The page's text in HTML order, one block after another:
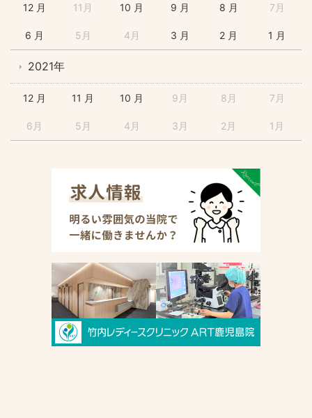
12 月 11月 10 月 9 月 8 月 7月
6 月 5月 4月 3 月 2 月 1 月
2021年
12 月 11 月 10 月 9月 8月 7月
6月 5月 4月 3月 2月 1月